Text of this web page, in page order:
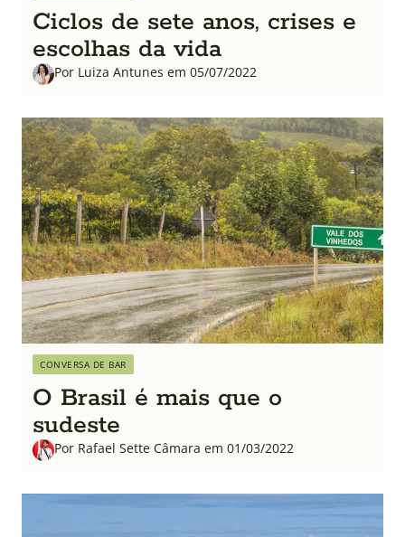
Ciclos de sete anos, crises e
escolhas da vida
Por Luiza Antunes em 05/07/2022
CONVERSA DE BAR
O Brasil é mais que o
sudeste
Por Rafael Sette Câmara em 01/03/2022